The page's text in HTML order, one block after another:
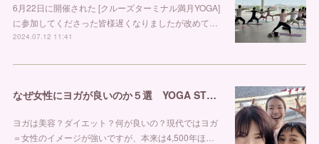
6月22日に開催された [クルーズターミナル満月YOGA]
に参加してくださった皆様遅くなりましたが改めて…
2024.07.12 11:41
なぜ女性にヨガが良いのか５選 YOGA STUDIO LIBRA
ヨガは美容？ダイエット？何が良いの？現代ではヨガ
＝女性のイメージが強いですが、本来は4,500年ほ…